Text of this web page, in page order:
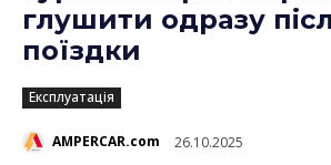
глушити одразу
поїздки
Експлуатація
AMPERCAR.com 26.10.2025